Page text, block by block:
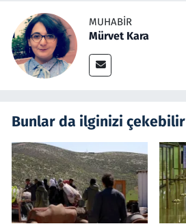
MUHABIR
Mürvet Kara
Bunlar da ilginizi çekebilir